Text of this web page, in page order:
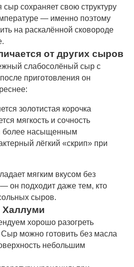
сохраняет свою структуру
— именно поэтому
на раскалённой сковороде
от других сыров
слабосолёный сыр с
приготовления он
золотистая корочка
мягкость и сочность
более насыщенным
лёгкий «скрип» при
мягким вкусом без
он подходит даже тем, кто
сыров.
Халлуми
хорошо разогреть
Сыр можно готовить без масла
небольшим